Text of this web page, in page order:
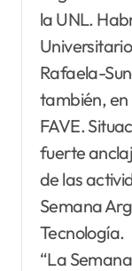
la UNL.
Rafaela-
también, en
FAVE.
fuerte
de las
Semana
Tecnología.
“La